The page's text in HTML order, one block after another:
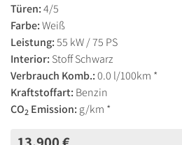
Türen:4/5
Farbe:Weiß
Leistung:55 kW / 75 PS
Interior: Stoff Schwarz
Verbrauch Komb.:0.0 l/100km *
Kraftstoffart: Benzin
CO2 Emission: g/km *